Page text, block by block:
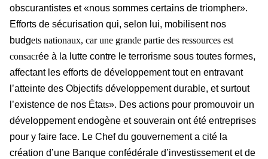
obscurantistes et «nous sommes certains de triompher».
Efforts de sécurisation qui, selon lui, mobilisent nos
budgets nationaux, car une grande partie des ressources est
consacrée à la lutte contre le terrorisme sous toutes formes,
affectant les efforts de développement tout en entravant
l’atteinte des Objectifs développement durable, et surtout
l’existence de nos États». Des actions pour promouvoir un
développement endogène et souverain ont été entreprises
pour y faire face. Le Chef du gouvernement a cité la
création d’une Banque confédérale d’investissement et de